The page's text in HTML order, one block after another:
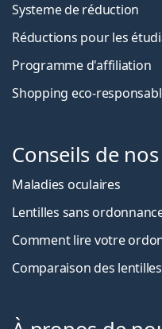
Systeme de réduction
Réductions pour les
Programme d'affiliation
Shopping eco-
Conseils de
Maladies oculaires
Lentilles sans
Comment lire votre
Comparaison des